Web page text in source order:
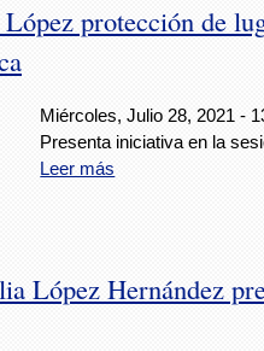
protección de
Miércoles, Julio 28, 2021 -
Presenta iniciativa en la
Leer más
López Hernández